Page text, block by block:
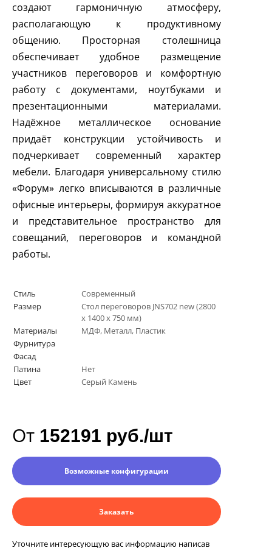
создают гармоничную атмосферу,
располагающую к продуктивному
общению. Просторная столешница
обеспечивает удобное размещение
участников переговоров и комфортную
работу с документами, ноутбуками и
презентационными материалами.
Надёжное металлическое основание
придаёт конструкции устойчивость и
подчеркивает современный характер
мебели. Благодаря универсальному стилю
«Форум» легко вписываются в различные
офисные интерьеры, формируя аккуратное
и представительное пространство для
совещаний, переговоров и командной
работы.
Стиль
Современный
Размер
Стол переговоров JNS702 new (2800
х 1400 х 750 мм)
Материалы
МДФ, Металл, Пластик
Фурнитура
Фасад
Патина
Нет
Цвет
Серый Камень
От 152191 руб./шт
Возможные конфигурации
Заказать
Уточните интересующую вас информацию написав